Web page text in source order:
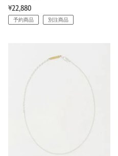
¥22,880
予約商品 別注商品